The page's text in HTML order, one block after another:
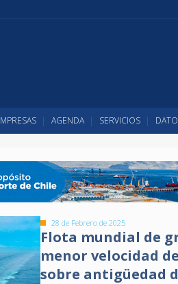
AGENDA SERVICIOS
28 de Febrero de 2025
Flota mundial de
menor velocidad
sobre antigüedad